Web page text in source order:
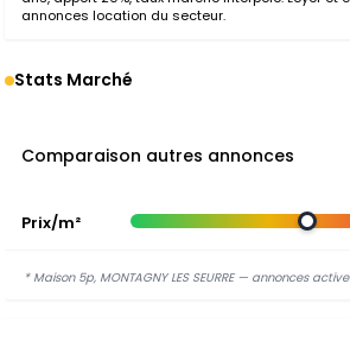
annonces location du secteur.
Stats Marché
Comparaison autres annonces
Prix/m²
* Maison 5p, MONTAGNY LES SEURRE — annonces